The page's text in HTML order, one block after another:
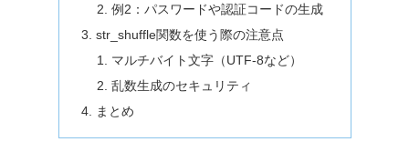
例2：パスワードや認証コードの生成
str_shuffle関数を使う際の注意点
マルチバイト文字（UTF-8など）
乱数生成のセキュリティ
まとめ